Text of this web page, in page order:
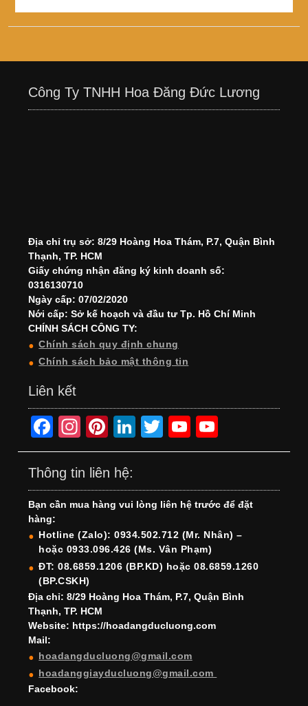
Công Ty TNHH Hoa Đăng Đức Lương
Địa chỉ trụ sở: 8/29 Hoàng Hoa Thám, P.7, Quận Bình
Thạnh, TP. HCM
Giấy chứng nhận đăng ký kinh doanh số:
0316130710
Ngày cấp: 07/02/2020
Nới cấp: Sở kế hoạch và đầu tư Tp. Hồ Chí Minh
CHÍNH SÁCH CÔNG TY:
Chính sách quy định chung
Chính sách bảo mật thông tin
Liên kết
F
a
c
e
b
o
o
k
In
st
a
gr
a
m
Pi
nt
er
e
st
Li
n
e
dI
n
T
wi
er
Y
o
T
u
b
e
o
T
u
b
e
h
Thông tin liên hệ:
Bạn cần mua hàng vui lòng liên hệ trước để đặt
hàng:
Hotline (Zalo): 0934.502.712 (Mr. Nhân) –
hoặc 0933.096.426 (Ms. Vân Phạm)
ĐT: 08.6859.1206 (BP.KD) hoặc 08.6859.1260
(BP.CSKH)
Địa chỉ: 8/29 Hoàng Hoa Thám, P.7, Quận Bình
Thạnh, TP. HCM
Website: https://hoadangducluong.com
Mail:
hoadangducluong@gmail.com
hoadanggiayducluong@gmail.com
Facebook: